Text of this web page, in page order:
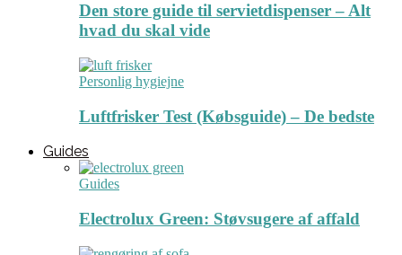
Den store guide til servietdispenser – Alt
hvad du skal vide
Personlig hygiejne
Luftfrisker Test (Købsguide) – De bedste
Guides
Guides
Electrolux Green: Støvsugere af affald